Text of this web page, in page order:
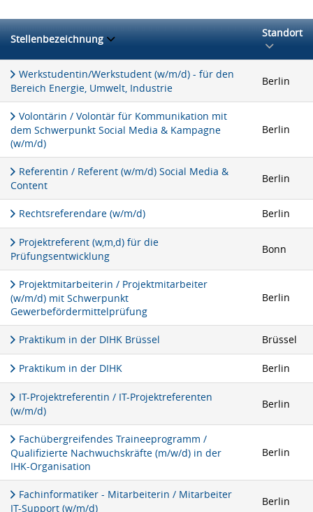
Stellenbezeichnung Standort
Werkstudentin/Werkstudent (w/m/d) - für den
Bereich Energie, Umwelt, Industrie
Berlin
Volontärin / Volontär für Kommunikation mit
dem Schwerpunkt Social Media & Kampagne
(w/m/d)
Berlin
Referentin / Referent (w/m/d) Social Media &
Content
Berlin
Rechtsreferendare (w/m/d) Berlin
Projektreferent (w,m,d) für die
Prüfungsentwicklung
Bonn
Projektmitarbeiterin / Projektmitarbeiter
(w/m/d) mit Schwerpunkt
Gewerbefördermittelprüfung
Berlin
Praktikum in der DIHK Brüssel Brüssel
Praktikum in der DIHK Berlin
IT-Projektreferentin / IT-Projektreferenten
(w/m/d)
Berlin
Fachübergreifendes Traineeprogramm /
Qualifizierte Nachwuchskräfte (m/w/d) in der
IHK-Organisation
Berlin
Fachinformatiker - Mitarbeiterin / Mitarbeiter
IT-Support (w/m/d)
Berlin